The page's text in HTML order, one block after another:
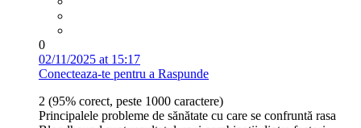
0
02/11/2025 at 15:17
Conecteaza-te pentru a Raspunde
2 (95% corect, peste 1000 caractere)
Principalele probleme de sănătate cu care se confruntă rasa